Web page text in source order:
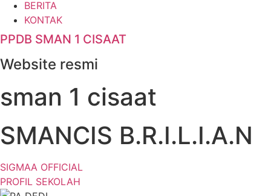
BERITA
KONTAK
PPDB SMAN 1 CISAAT
Website resmi
sman 1 cisaat
SMANCIS B.R.I.L.I.A.N
SIGMAA OFFICIAL
PROFIL SEKOLAH